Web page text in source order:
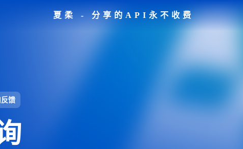
夏柔 - 分享的API永不收费
馈